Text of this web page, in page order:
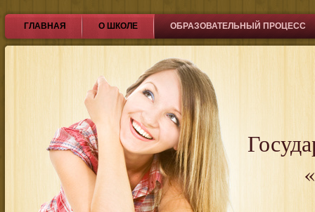
ГЛАВНАЯ О ШКОЛЕ ОБРАЗОВАТЕЛЬНЫЙ ПРОЦЕСС